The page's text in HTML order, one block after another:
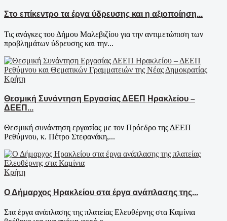
Στο επίκεντρο τα έργα ύδρευσης και η αξιοποίηση...
Τις ανάγκες του Δήμου Μαλεβιζίου για την αντιμετώπιση των
προβλημάτων ύδρευσης και την...
Κρήτη
Θεσμική Συνάντηση Εργασίας ΔΕΕΠ Ηρακλείου –
ΔΕΕΠ...
Θεσμική συνάντηση εργασίας με τον Πρόεδρο της ΔΕΕΠ
Ρεθύμνου, κ. Πέτρο Στεφανάκη,...
Κρήτη
Ο Δήμαρχος Ηρακλείου στα έργα ανάπλασης της...
Στα έργα ανάπλασης της πλατείας Ελευθέρνης στα Καμίνια